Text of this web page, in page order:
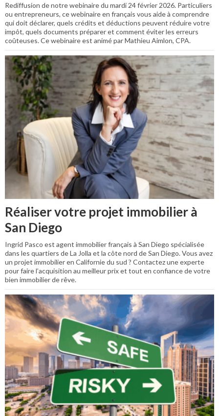
Rediffusion de notre webinaire du mardi 24 février 2026. Particuliers
ou entrepreneurs, ce webinaire en français vous aide à comprendre
qui doit déclarer, quels crédits et déductions peuvent réduire votre
impôt, quels documents préparer et comment éviter les erreurs
coûteuses. Ce webinaire est animé par Mathieu Aimlon, CPA.
Réaliser votre projet immobilier à
San Diego
Ingrid Pasco est agent immobilier français à San Diego spécialisée
dans les quartiers de La Jolla et la côte nord de San Diego. Vous avez
un projet immobilier en Californie du sud ? Contactez une experte
pour faire l’acquisition au meilleur prix et tout en confiance de votre
bien immobilier de rêve.